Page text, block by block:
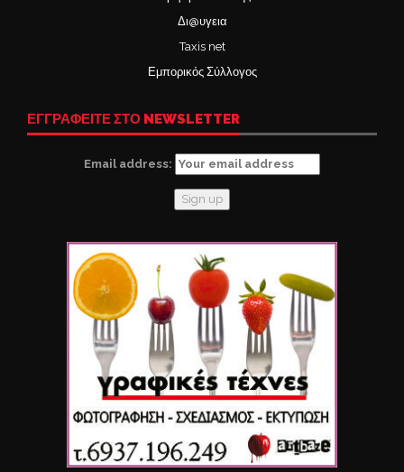
Δι@υγεια
Taxis net
Εμπορικός Σύλλογος
ΕΓΓΡΑΦΕΙΤΕ ΣΤΟ NEWSLETTER
Email address: